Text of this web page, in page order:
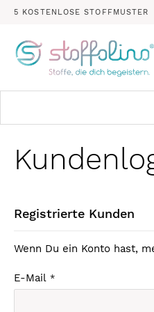
5 KOSTENLOSE STOFFMUSTER
Registrierte Kunden
Wenn Du ein Konto hast,
E-Mail